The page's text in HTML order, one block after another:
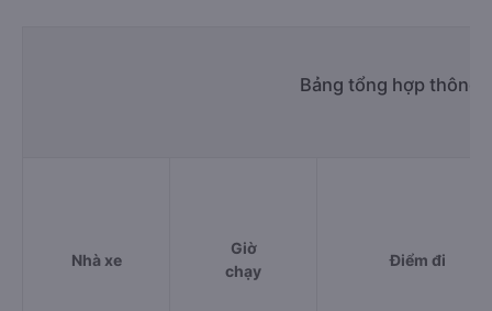
Bảng tổng hợp thông
Nhà xe
Giờ
chạy
Điểm đi